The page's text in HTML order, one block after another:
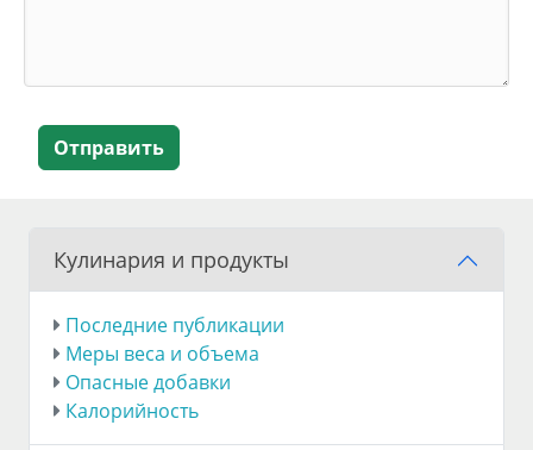
Отправить
Кулинария и продукты
Последние публикации
Меры веса и объема
Опасные добавки
Калорийность